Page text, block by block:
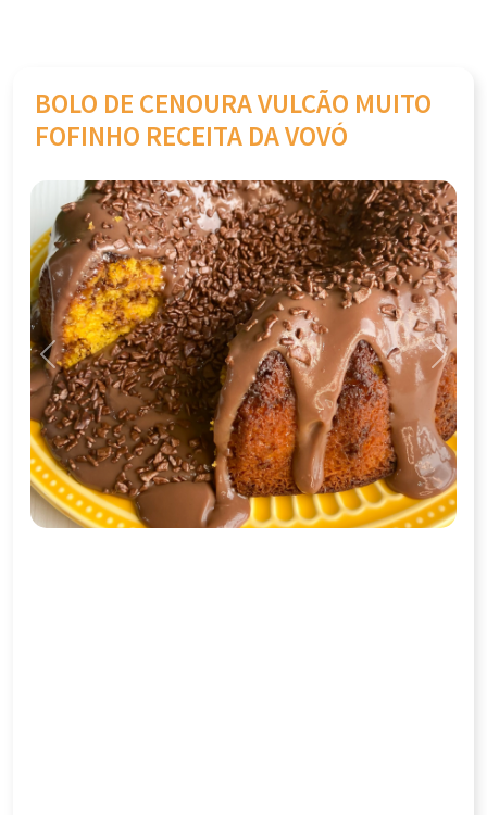
BOLO DE CENOURA VULCÃO MUITO
FOFINHO RECEITA DA VOVÓ
Previous Next